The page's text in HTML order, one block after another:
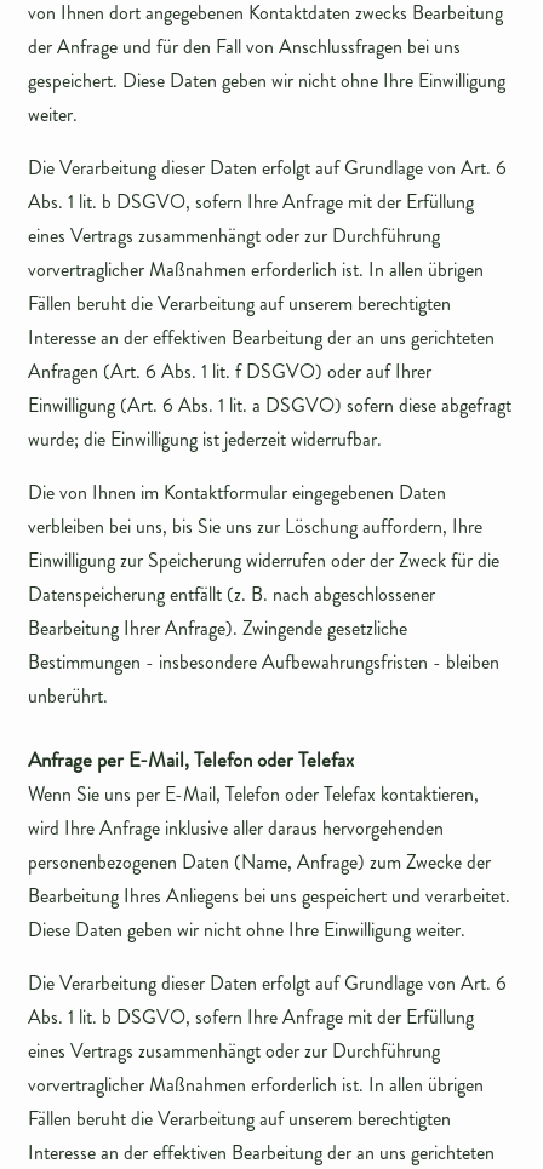
von Ihnen dort angegebenen Kontaktdaten zwecks Bearbeitung
der Anfrage und für den Fall von Anschlussfragen bei uns
gespeichert. Diese Daten geben wir nicht ohne Ihre Einwilligung
weiter.
Die Verarbeitung dieser Daten erfolgt auf Grundlage von Art. 6
Abs. 1 lit. b DSGVO, sofern Ihre Anfrage mit der Erfüllung
eines Vertrags zusammenhängt oder zur Durchführung
vorvertraglicher Maßnahmen erforderlich ist. In allen übrigen
Fällen beruht die Verarbeitung auf unserem berechtigten
Interesse an der effektiven Bearbeitung der an uns gerichteten
Anfragen (Art. 6 Abs. 1 lit. f DSGVO) oder auf Ihrer
Einwilligung (Art. 6 Abs. 1 lit. a DSGVO) sofern diese abgefragt
wurde; die Einwilligung ist jederzeit widerrufbar.
Die von Ihnen im Kontaktformular eingegebenen Daten
verbleiben bei uns, bis Sie uns zur Löschung auffordern, Ihre
Einwilligung zur Speicherung widerrufen oder der Zweck für die
Datenspeicherung entfällt (z. B. nach abgeschlossener
Bearbeitung Ihrer Anfrage). Zwingende gesetzliche
Bestimmungen - insbesondere Aufbewahrungsfristen - bleiben
unberührt.
Anfrage per E-Mail, Telefon oder Telefax
Wenn Sie uns per E-Mail, Telefon oder Telefax kontaktieren,
wird Ihre Anfrage inklusive aller daraus hervorgehenden
personenbezogenen Daten (Name, Anfrage) zum Zwecke der
Bearbeitung Ihres Anliegens bei uns gespeichert und verarbeitet.
Diese Daten geben wir nicht ohne Ihre Einwilligung weiter.
Die Verarbeitung dieser Daten erfolgt auf Grundlage von Art. 6
Abs. 1 lit. b DSGVO, sofern Ihre Anfrage mit der Erfüllung
eines Vertrags zusammenhängt oder zur Durchführung
vorvertraglicher Maßnahmen erforderlich ist. In allen übrigen
Fällen beruht die Verarbeitung auf unserem berechtigten
Interesse an der effektiven Bearbeitung der an uns gerichteten